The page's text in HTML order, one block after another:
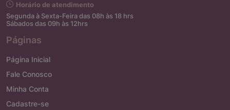
Horário de atendimento
Segunda à Sexta-Feira das 08h às 18 hrs
Sábados das 09h às 12hrs
Páginas
Página Inicial
Fale Conosco
Minha Conta
Cadastre-se